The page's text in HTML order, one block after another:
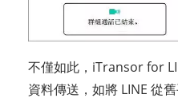
不僅如此，iTransor for
資料傳送，如將 LINE 從